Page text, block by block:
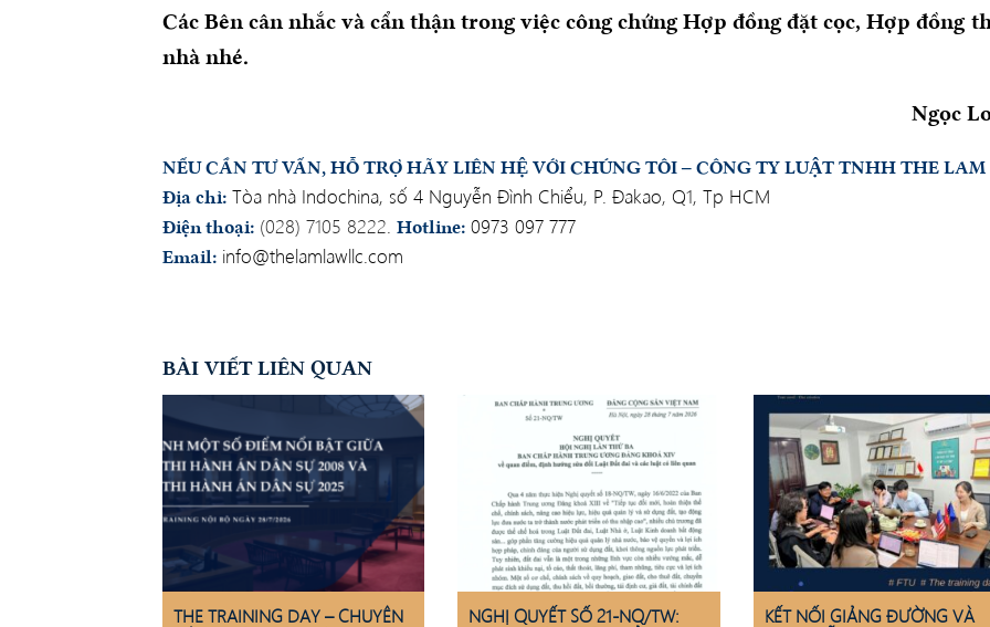
Các Bên cân nhắc và cẩn thận trong việc công chứng Hợp đồng đặt cọc, Hợp đồng
nhà nhé.
Ngọc
NẾU CẦN TƯ VẤN, HỖ TRỢ HÃY LIÊN HỆ VỚI CHÚNG TÔI – CÔNG TY LUẬT TNHH THE LAM
Địa chỉ: Tòa nhà Indochina, số 4 Nguyễn Đình Chiểu, P. Đakao, Q1, Tp HCM
Điện thoại: (028) 7105 8222. Hotline: 0973 097 777
Email: info@thelamlawllc.com
BÀI VIẾT LIÊN QUAN
THE TRAINING DAY – CHUYÊN
NGHỊ QUYẾT SỐ 21-NQ/TW:
KẾT NỐI GIẢNG ĐƯỜNG VÀ